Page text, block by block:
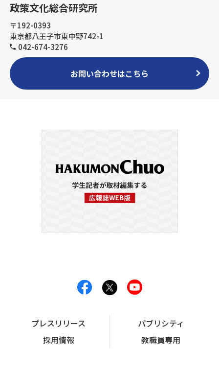
政策文化総合研究所
〒192-0393
東京都八王子市東中野742-1
042-674-3276
お問い合わせはこちら
プレスリリース
パブリシティ
採用情報
教職員専用